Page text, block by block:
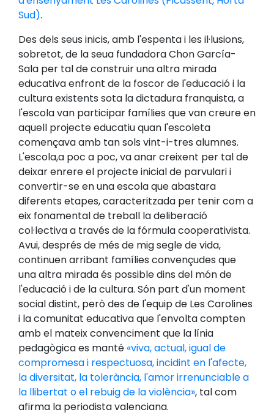
Sud).
Des dels seus inicis, amb l'espenta i les il·lusions,
sobretot, de la seua fundadora Chon García-
Sala per tal de construir una altra mirada
educativa enfront de la foscor de l'educació i la
cultura existents sota la dictadura franquista, a
l'escola van participar famílies que van creure en
aquell projecte educatiu quan l'escoleta
començava amb tan sols vint-i-tres alumnes.
L'escola,a poc a poc, va anar creixent per tal de
deixar enrere el projecte inicial de parvulari i
convertir-se en una escola que abastara
diferents etapes, caracteritzada per tenir com a
eix fonamental de treball la deliberació
col·lectiva a través de la fórmula cooperativista.
Avui, després de més de mig segle de vida,
continuen arribant famílies convençudes que
una altra mirada és possible dins del món de
l'educació i de la cultura. Són part d'un moment
social distint, però des de l'equip de Les Carolines
i la comunitat educativa que l'envolta compten
amb el mateix convenciment que la línia
pedagògica es manté «viva, actual, igual de
compromesa i respectuosa, incidint en l'afecte,
la diversitat, la tolerància, l'amor irrenunciable a
la llibertat o el rebuig de la violència», tal com
afirma la periodista valenciana.